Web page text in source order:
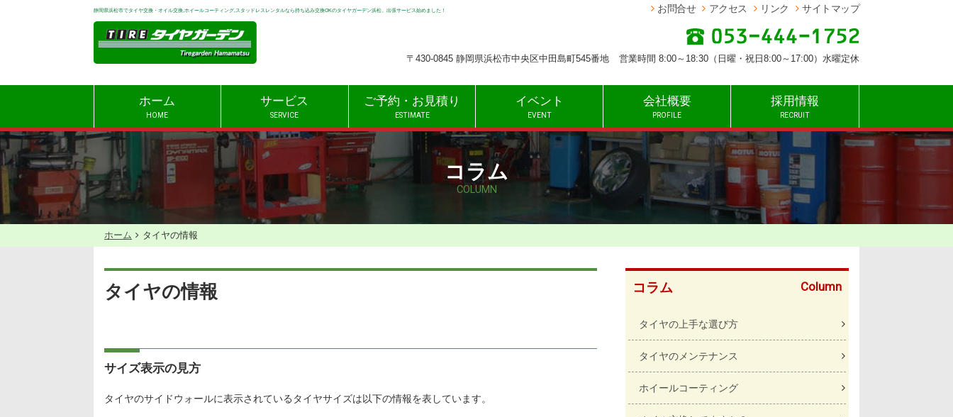
静岡県浜松市でタイヤ交換・オイル交換,ホイールコーティング,スタッドレスレンタルなら持ち込み交換OKのタイヤガーデン浜松。出張サービス始めました！ お問合せ アクセス リンク サイトマップ
〒430-0845 静岡県浜松市中央区中田島町545番地 営業時間 8:00～18:30（日曜・祝日8:00～17:00）水曜定休
ホーム
HOME
サービス
SERVICE
ご予約・お見積り
ESTIMATE
イベント
EVENT
会社概要
PROFILE
採用情報
RECRUIT
コラム
COLUMN
ホーム タイヤの情報
タイヤの情報
サイズ表示の見方
タイヤのサイドウォールに表示されているタイヤサイズは以下の情報を表しています。
コラム Column
タイヤの上手な選び方
タイヤのメンテナンス
ホイールコーティング